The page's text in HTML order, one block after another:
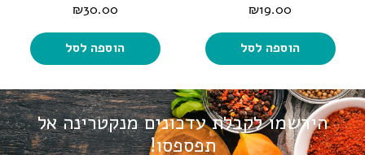
₪19.00
הוספה לסל
₪30.00
הוספה לסל
הירשמו לקבלת עדכונים מנקטרינהאל
תפספסו!